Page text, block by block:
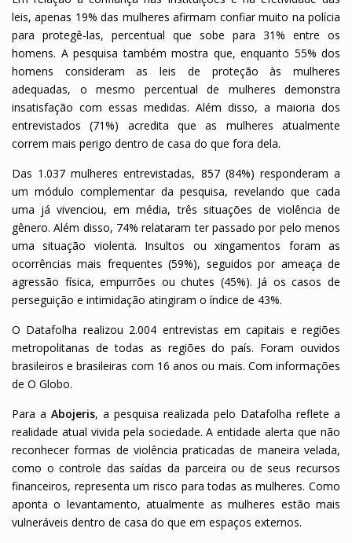
leis, apenas 19% das mulheres afirmam confiar muito na polícia
para protegê-las, percentual que sobe para 31% entre os
homens. A pesquisa também mostra que, enquanto 55% dos
homens consideram as leis de proteção às mulheres
adequadas, o mesmo percentual de mulheres demonstra
insatisfação com essas medidas. Além disso, a maioria dos
entrevistados (71%) acredita que as mulheres atualmente
correm mais perigo dentro de casa do que fora dela.
Das 1.037 mulheres entrevistadas, 857 (84%) responderam a
um módulo complementar da pesquisa, revelando que cada
uma já vivenciou, em média, três situações de violência de
gênero. Além disso, 74% relataram ter passado por pelo menos
uma situação violenta. Insultos ou xingamentos foram as
ocorrências mais frequentes (59%), seguidos por ameaça de
agressão física, empurrões ou chutes (45%). Já os casos de
perseguição e intimidação atingiram o índice de 43%.
O Datafolha realizou 2.004 entrevistas em capitais e regiões
metropolitanas de todas as regiões do país. Foram ouvidos
brasileiros e brasileiras com 16 anos ou mais. Com informações
de O Globo.
Para a Abojeris, a pesquisa realizada pelo Datafolha reflete a
realidade atual vivida pela sociedade. A entidade alerta que não
reconhecer formas de violência praticadas de maneira velada,
como o controle das saídas da parceira ou de seus recursos
financeiros, representa um risco para todas as mulheres. Como
aponta o levantamento, atualmente as mulheres estão mais
vulneráveis dentro de casa do que em espaços externos.